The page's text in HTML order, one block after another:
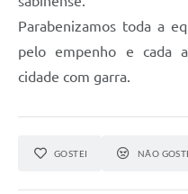
Parabenizamos toda a
pelo empenho e cada
cidade com garra.
GOSTEI NÃO